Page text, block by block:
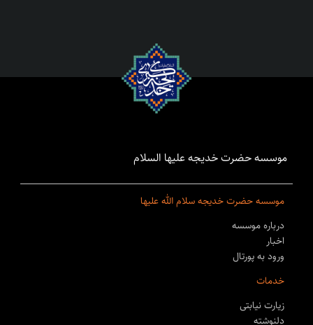
موسسه حضرت خدیجه علیها السلام
موسسه حضرت خدیجه سلام الله علیها
درباره موسسه
اخبار
ورود به پورتال
خدمات
زیارت نیابتی
دلنوشته